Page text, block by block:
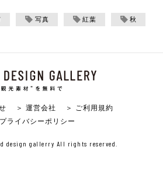
写真 紅葉 秋
＞ 運営会社
＞ ご利用規約
ライバシーポリシー
design gallerry All rights reserved.